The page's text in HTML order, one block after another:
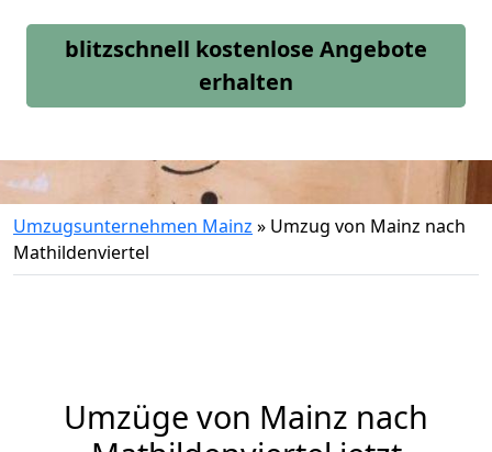
blitzschnell kostenlose Angebote
erhalten
Umzugsunternehmen Mainz » Umzug von Mainz nach
Mathildenviertel
Umzüge von Mainz nach